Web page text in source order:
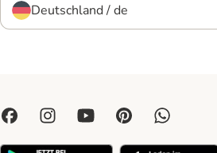
Deutschland / de